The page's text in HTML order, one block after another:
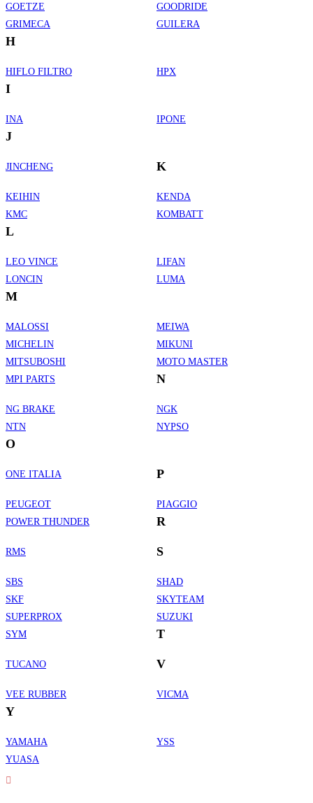
GOETZE
GOODRIDE
GRIMECA
GUILERA
H
HIFLO FILTRO HPX
I
INA IPONE
J
JINCHENG K
KEIHIN
KENDA
KMC
KOMBATT
L
LEO VINCE
LIFAN
LONCIN
LUMA
M
MALOSSI
MEIWA
MICHELIN
MIKUNI
MITSUBOSHI
MOTO MASTER
MPI PARTS
N
NG BRAKE
NGK
NTN
NYPSO
O
ONE ITALIA P
PEUGEOT
PIAGGIO
POWER THUNDER
R
RMS S
SBS
SHAD
SKF
SKYTEAM
SUPERPROX
SUZUKI
SYM
T
TUCANO V
VEE RUBBER VICMA
Y
YAMAHA
YSS
YUASA